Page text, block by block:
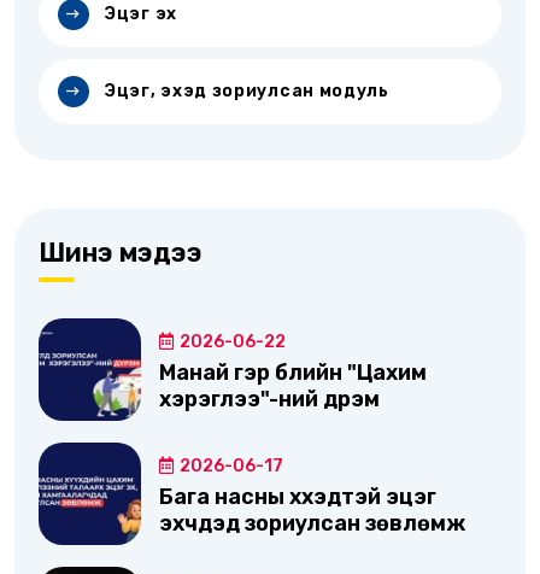
Эцэг эх
Эцэг, эхэд зориулсан модуль
Шинэ мэдээ
2026-06-22
Манай гэр бүлийн "Цахим
хэрэглээ"-ний дүрэм
2026-06-17
Бага насны хүүхэдтэй эцэг
эхчүүдэд зориулсан зөвлөмж